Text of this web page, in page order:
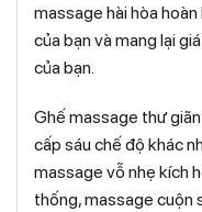
massage hài hòa
của bạn và mang lại
của bạn.
Ghế massage thư
cấp sáu chế độ khác
massage vỗ nhẹ kích
thống, massage cuộn